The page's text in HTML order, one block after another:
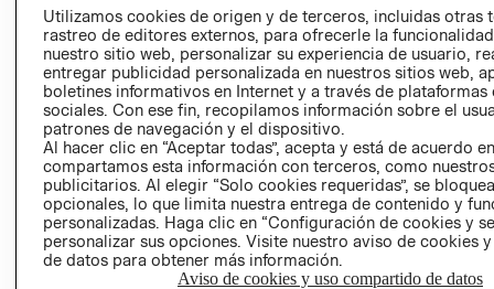
AVISO DE
PRIVACIDAD
GIFT CARD
AVISO DE
Utilizamos cookies de origen y de terceros, incluidas otras
rastreo de editores externos, para ofrecerle la
nuestro sitio web, personalizar su experiencia de usuario,
entregar publicidad personalizada en nuestros sitios web,
boletines informativos en Internet y a través de plataformas
sociales. Con ese fin, recopilamos información sobre el
patrones de navegación y el dispositivo.
Al hacer clic en “Aceptar todas”, acepta y está de acuerdo
compartamos esta información con terceros, como
publicitarios. Al elegir “Solo cookies requeridas”, se
opcionales, lo que limita nuestra entrega de contenido y
personalizadas. Haga clic en “Configuración de cookies y
personalizar sus opciones. Visite nuestro aviso de cookies
de datos para obtener más información.
Aviso de cookies y uso compartido de datos